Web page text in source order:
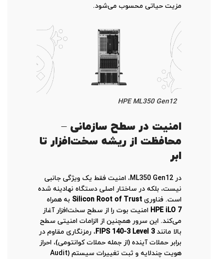
مزیت حیاتی محسوب می‌شود.
HPE ML350 Gen12
امنیت در سطح سازمانی –
محافظت از ریشه سخت‌افزار تا
ابر
در ML350 Gen12، امنیت فقط یک ویژگی جانبی
نیست، بلکه در ساختار اصلی دستگاه نهادینه شده
است. فناوری Silicon Root of Trust به همراه
HPE iLO 7 امنیت بوت را از سطح سخت‌افزار آغاز
می‌کند. این سرور همچنین از الزامات امنیتی سطح
بالا مانندFIPS 140-3 Level 3، رمزنگاری مقاوم در
برابر حملات آینده (از جمله حملات کوانتومی)، احراز
هویت چندلایه و ثبت تغییرات سیستم (Audit